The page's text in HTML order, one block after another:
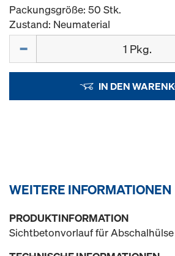
Packungsgröße: 50 Stk.
Zustand: Neumaterial
IN DEN
WEITERE INFORMATIONEN
PRODUKTINFORMATION
Sichtbetonvorlauf für Abschalhülse